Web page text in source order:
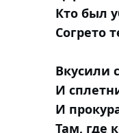
Кто был
Согрето
Вкусили
И
И
Там, где